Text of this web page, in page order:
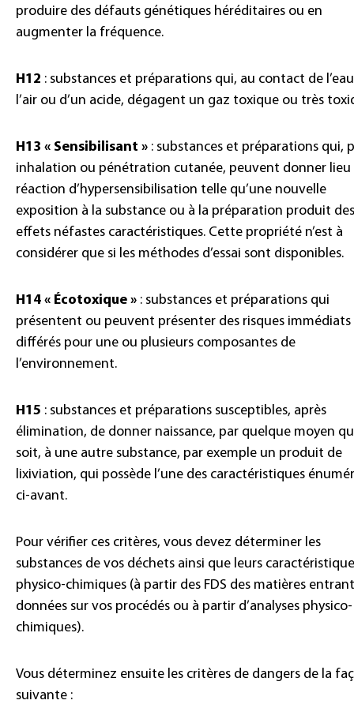
produire des défauts génétiques héréditaires ou en
augmenter la fréquence.
H12 : substances et préparations qui, au contact de
l’air ou d’un acide, dégagent un gaz toxique ou très
H13 « Sensibilisant » : substances et préparations qui,
inhalation ou pénétration cutanée, peuvent donner lieu
réaction d’hypersensibilisation telle qu’une nouvelle
exposition à la substance ou à la préparation produit des
effets néfastes caractéristiques. Cette propriété n’est à
considérer que si les méthodes d’essai sont disponibles.
H14 « Écotoxique » : substances et préparations qui
présentent ou peuvent présenter des risques immédiats
différés pour une ou plusieurs composantes de
l’environnement.
H15 : substances et préparations susceptibles, après
élimination, de donner naissance, par quelque moyen
soit, à une autre substance, par exemple un produit de
lixiviation, qui possède l’une des caractéristiques
ci-avant.
Pour vérifier ces critères, vous devez déterminer les
substances de vos déchets ainsi que leurs
physico-chimiques (à partir des FDS des matières
données sur vos procédés ou à partir d’analyses physico-
chimiques).
Vous déterminez ensuite les critères de dangers de la
suivante :